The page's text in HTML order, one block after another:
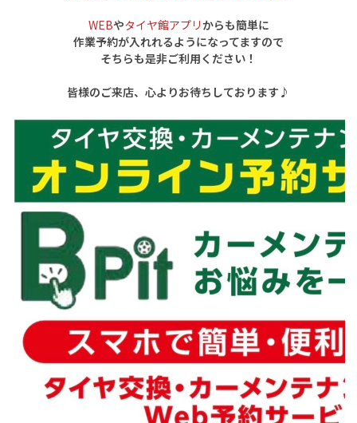
WEBやタイヤ館アプリ からも簡単に
作業予約が入れれるようになってますので
そちらも是非ご利用ください！
皆様のご来店、心よりお待ちしております♪